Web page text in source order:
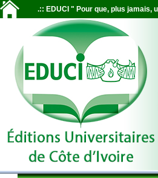
.:: EDUCI " Pour que, plus jamais,